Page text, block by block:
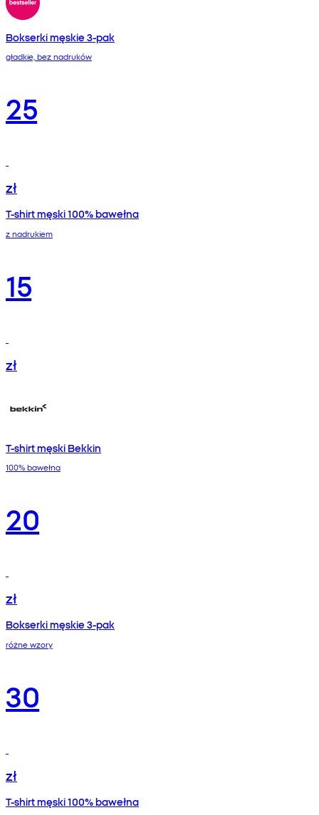
Bokserki męskie 3-pak
gładkie, bez nadruków
25
zł
T-shirt męski 100% bawełna
z nadrukiem
15
zł
T-shirt męski Bekkin
100% bawełna
20
zł
Bokserki męskie 3-pak
różne wzory
30
zł
T-shirt męski 100% bawełna